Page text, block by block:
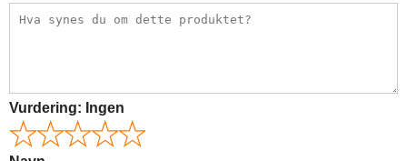
Vurdering: Ingen